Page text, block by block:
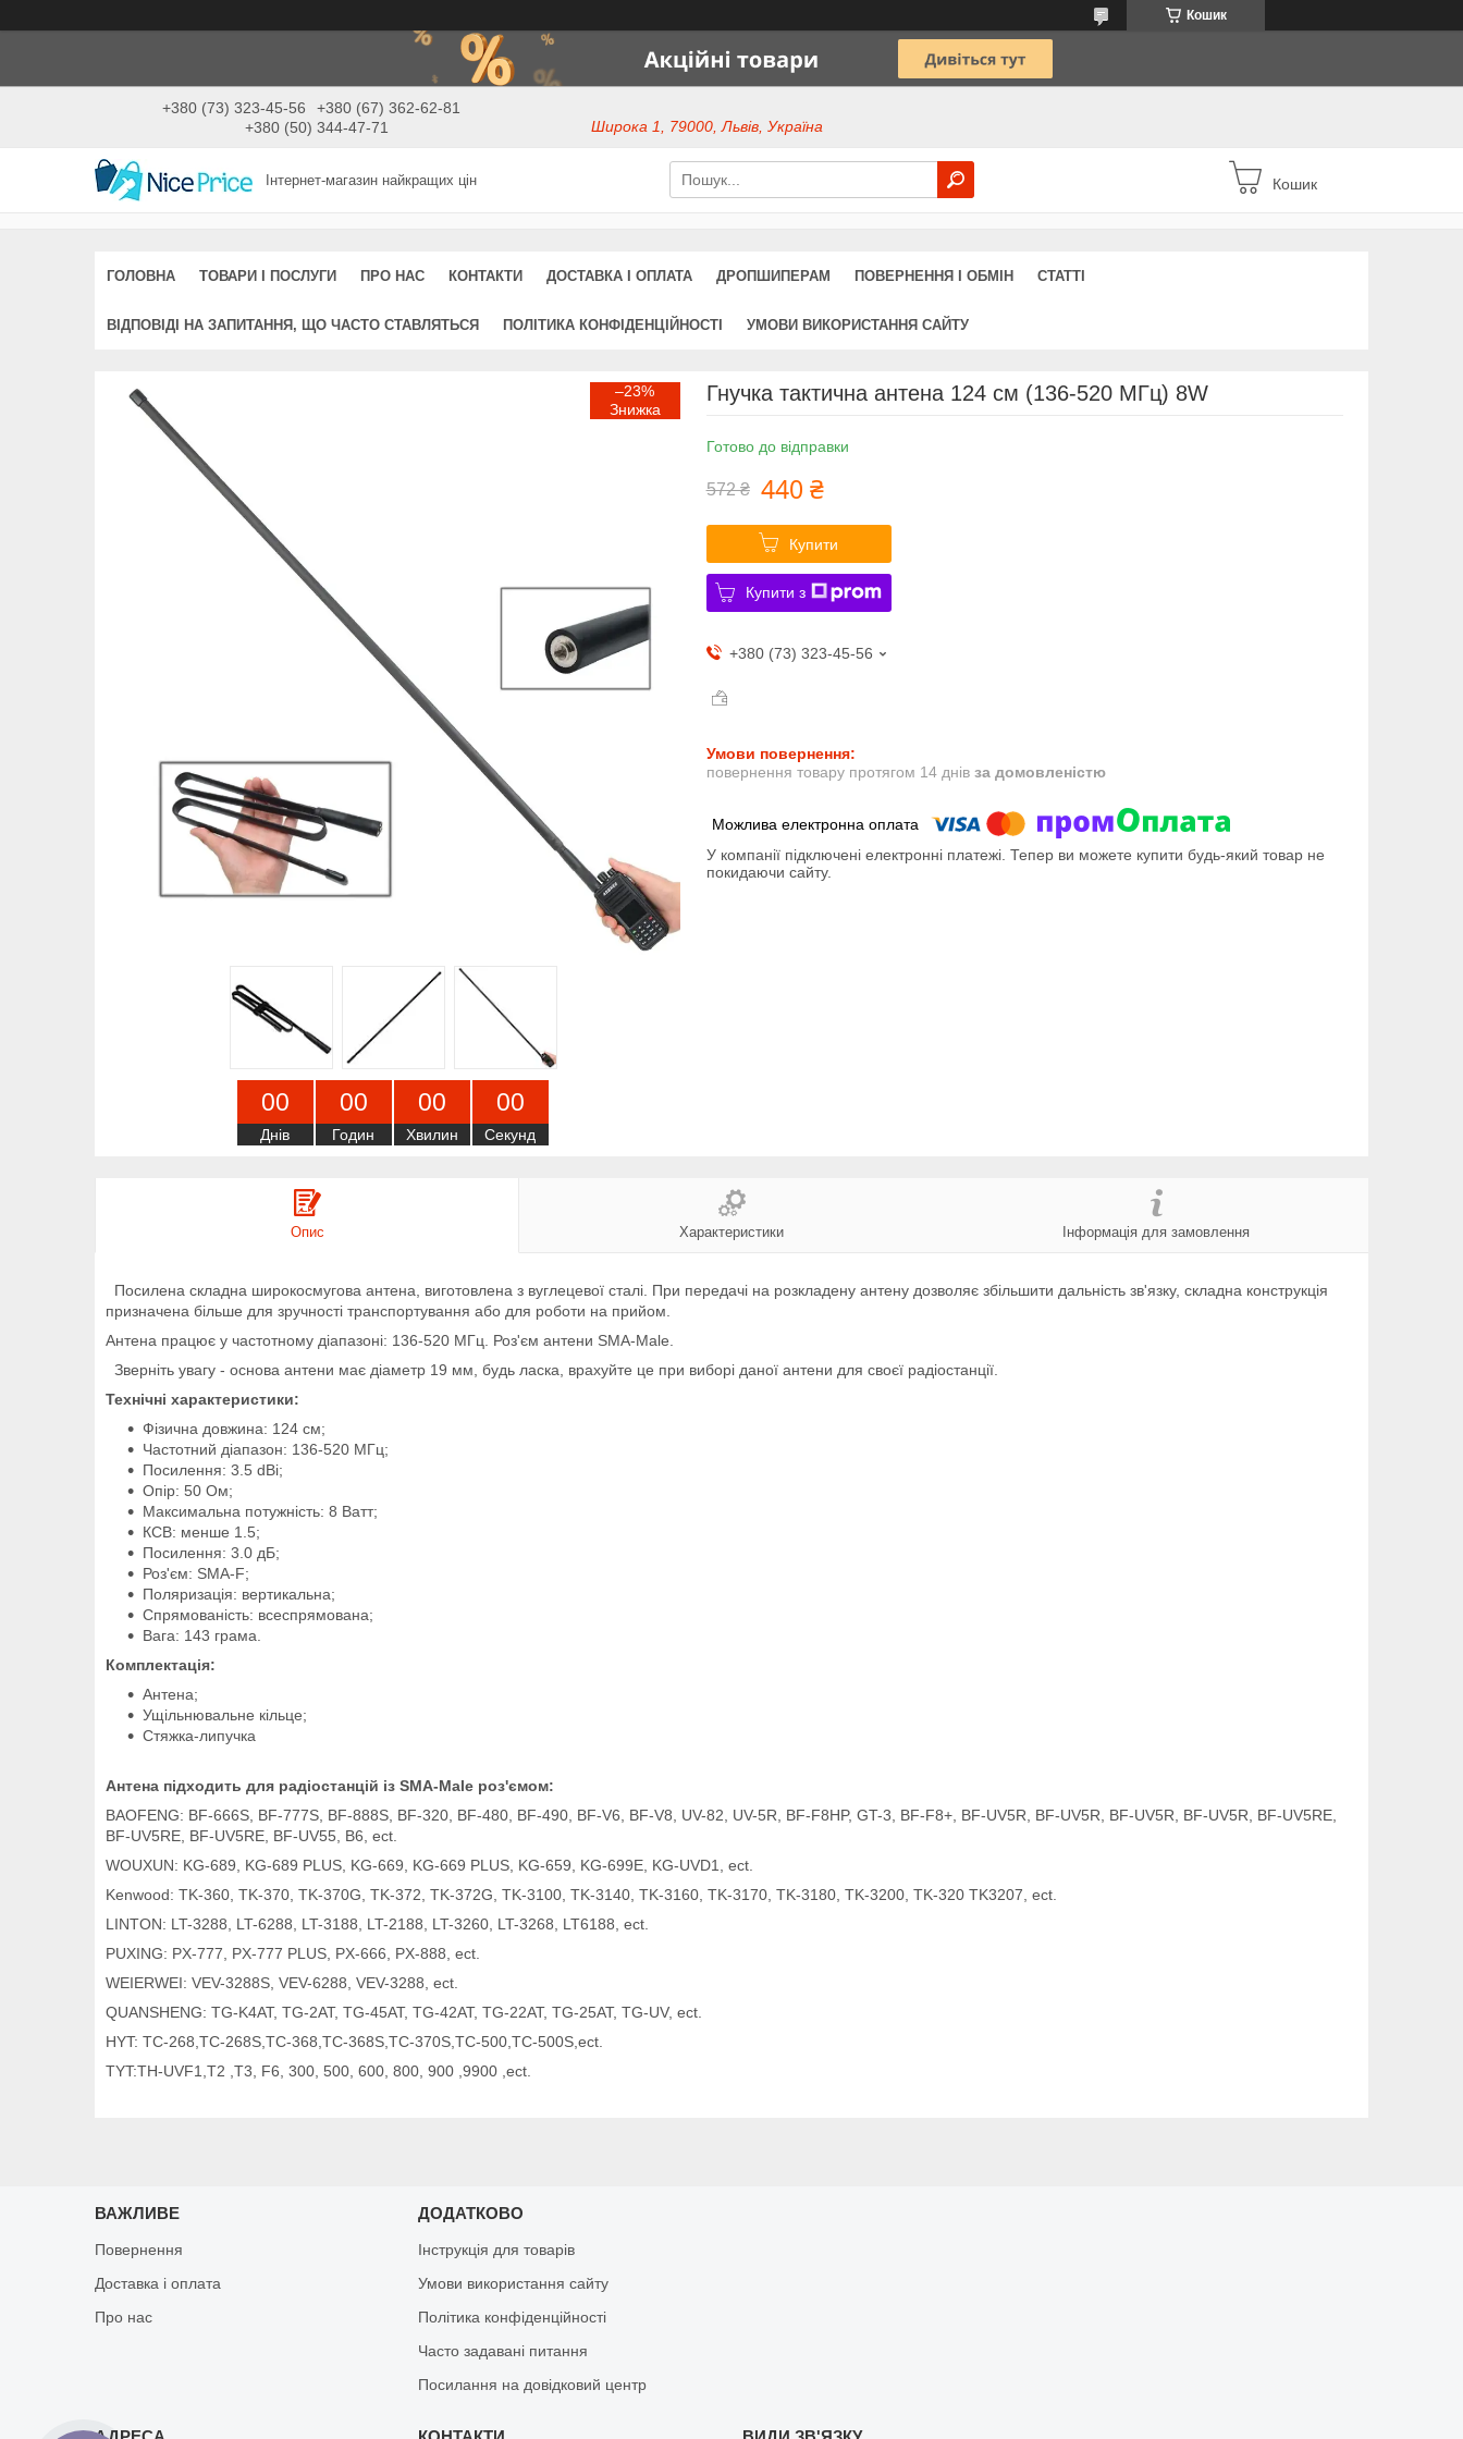
Кошик
+380 (73) 323-45-56
+380 (67) 362-62-81
+380 (50) 344-47-71
Широка 1, 79000, Львів, Україна
Інтернет-магазин найкращих цін Кошик
ГОЛОВНА ТОВАРИ І ПОСЛУГИ ПРО НАС КОНТАКТИ ДОСТАВКА І ОПЛАТА ДРОПШИПЕРАМ ПОВЕРНЕННЯ І ОБМІН СТАТТІ
ВІДПОВІДІ НА ЗАПИТАННЯ, ЩО ЧАСТО СТАВЛЯТЬСЯ ПОЛІТИКА КОНФІДЕНЦІЙНОСТІ УМОВИ ВИКОРИСТАННЯ САЙТУ
–23%
00
Днів
00
Годин
00
Хвилин
00
Секунд
Гнучка тактична антена 124 см (136-520 МГц) 8W
Готово до відправки
572 ₴ 440 ₴
Купити
Купити з
+380 (73) 323-45-56
повернення товару протягом 14 днів за домовленістю
У компанії підключені електронні платежі. Тепер ви можете купити будь-який товар не
покидаючи сайту.
Опис Характеристики Інформація для замовлення
Посилена складна широкосмугова антена, виготовлена ​​з вуглецевої сталі. При передачі на розкладену антену дозволяє збільшити дальність зв'язку, складна конструкція
призначена більше для зручності транспортування або для роботи на прийом.
Антена працює у частотному діапазоні: 136-520 МГц. Роз'єм антени SMA-Male.
Зверніть увагу - основа антени має діаметр 19 мм, будь ласка, врахуйте це при виборі даної антени для своєї радіостанції.
Технічні характеристики:
Фізична довжина: 124 см;
Частотний діапазон: 136-520 МГц;
Посилення: 3.5 dBi;
Опір: 50 Ом;
Максимальна потужність: 8 Ватт;
КСВ: менше 1.5;
Посилення: 3.0 дБ;
Роз'єм: SMA-F;
Поляризація: вертикальна;
Спрямованість: всеспрямована;
Вага: 143 грама.
Комплектація:
Антена;
Ущільнювальне кільце;
Стяжка-липучка
Антена підходить для радіостанцій із SMA-Male роз'ємом:
BAOFENG: BF-666S, BF-777S, BF-888S, BF-320, BF-480, BF-490, BF-V6, BF-V8, UV-82, UV-5R, BF-F8HP, GT-3, BF-F8+, BF-UV5R, BF-UV5R, BF-UV5R, BF-UV5R, BF-UV5RE,
BF-UV5RE, BF-UV5RE, BF-UV55, B6, ect.
WOUXUN: KG-689, KG-689 PLUS, KG-669, KG-669 PLUS, KG-659, KG-699E, KG-UVD1, ect.
Kenwood: TK-360, TK-370, TK-370G, TK-372, TK-372G, TK-3100, TK-3140, TK-3160, TK-3170, TK-3180, TK-3200, TK-320 TK3207, ect.
LINTON: LT-3288, LT-6288, LT-3188, LT-2188, LT-3260, LT-3268, LT6188, ect.
PUXING: PX-777, PX-777 PLUS, PX-666, PX-888, ect.
WEIERWEI: VEV-3288S, VEV-6288, VEV-3288, ect.
QUANSHENG: TG-K4AT, TG-2AT, TG-45AT, TG-42AT, TG-22AT, TG-25AT, TG-UV, ect.
HYT: TC-268,TC-268S,TC-368,TC-368S,TC-370S,TC-500,TC-500S,ect.
TYT:TH-UVF1,T2 ,T3, F6, 300, 500, 600, 800, 900 ,9900 ,ect.
ВАЖЛИВЕ
Повернення
Доставка і оплата
Про нас
ДОДАТКОВО
Інструкція для товарів
Умови використання сайту
Політика конфіденційності
Часто задавані питання
Посилання на довідковий центр